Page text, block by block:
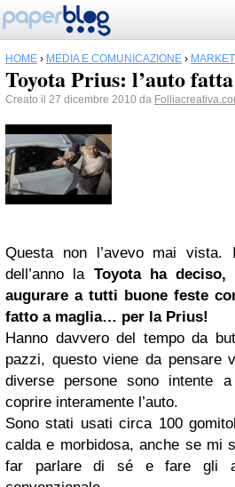
HOME › MEDIA E COMUNICAZIONE ›
Toyota Prius: l’auto
Creato il 27 dicembre 2010 da
Questa non l’avevo mai vista.
dell’anno la Toyota ha
augurare a tutti buone feste
fatto a maglia… per la Prius!
Hanno davvero del tempo da
pazzi, questo viene da pensare
diverse persone sono intente
coprire interamente l’auto.
Sono stati usati circa 100
calda e morbidosa, anche se mi
far parlare di sé e fare gli